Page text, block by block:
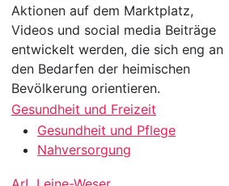
Aktionen auf dem Marktplatz,
Videos und social media Beiträge
entwickelt werden, die sich eng an
den Bedarfen der heimischen
Bevölkerung orientieren.
Gesundheit und Freizeit
Gesundheit und Pflege
Nahversorgung